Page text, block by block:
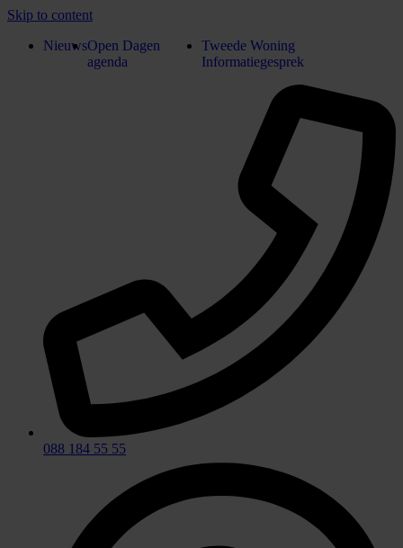
Skip to content
NieuwsOpen Dagen
agenda
Tweede Woning
Informatiegesprek
088 184 55 55